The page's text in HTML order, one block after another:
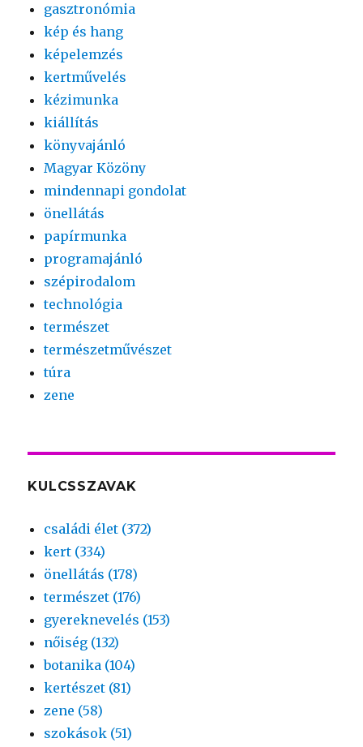
gasztronómia
kép és hang
képelemzés
kertművelés
kézimunka
kiállítás
könyvajánló
Magyar Közöny
mindennapi gondolat
önellátás
papírmunka
programajánló
szépirodalom
technológia
természet
természetművészet
túra
zene
KULCSSZAVAK
családi élet (372)
kert (334)
önellátás (178)
természet (176)
gyereknevelés (153)
nőiség (132)
botanika (104)
kertészet (81)
zene (58)
szokások (51)